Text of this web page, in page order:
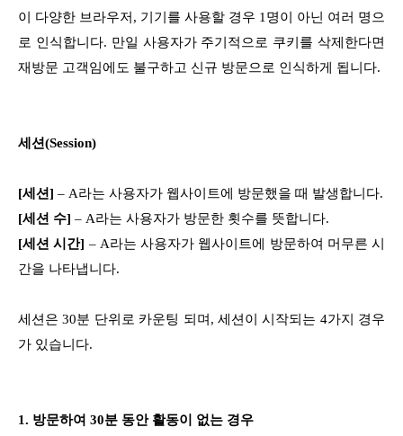
이 다양한 브라우저, 기기를 사용할 경우 1명이 아닌 여러 명으
로 인식합니다. 만일 사용자가 주기적으로 쿠키를 삭제한다면
재방문 고객임에도 불구하고 신규 방문으로 인식하게 됩니다.
세션(Session)
[세션] – A라는 사용자가 웹사이트에 방문했을 때 발생합니다.
[세션 수] – A라는 사용자가 방문한 횟수를 뜻합니다.
[세션 시간] – A라는 사용자가 웹사이트에 방문하여 머무른 시
간을 나타냅니다.
세션은 30분 단위로 카운팅 되며, 세션이 시작되는 4가지 경우
가 있습니다.
1. 방문하여 30분 동안 활동이 없는 경우